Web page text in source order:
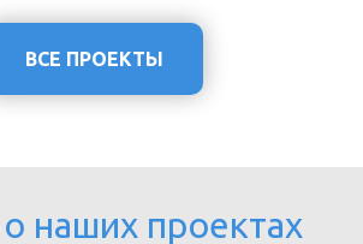
ВСЕ ПРОЕКТЫ
наших проектах